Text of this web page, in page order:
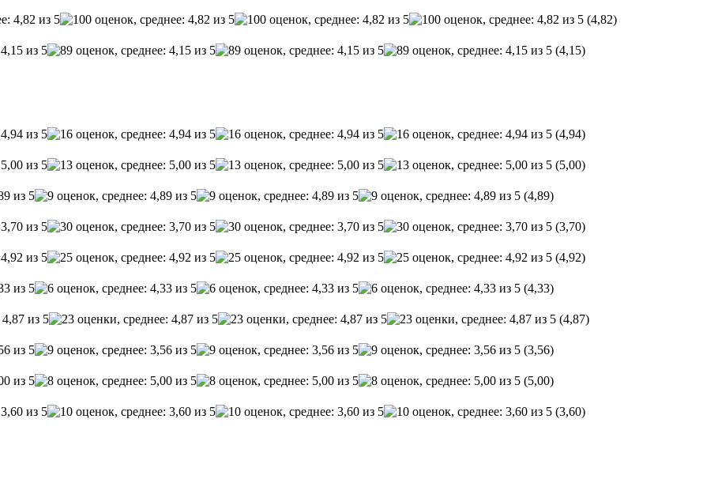
(4,82)
(4,15)
(4,94)
(5,00)
(4,89)
(3,70)
(4,92)
(4,33)
(4,87)
(3,56)
(5,00)
(3,60)